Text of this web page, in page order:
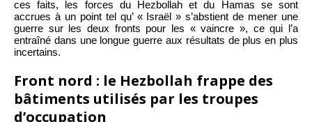
ces faits, les forces du Hezbollah et du Hamas se sont
accrues à un point tel qu’ « Israël » s’abstient de mener une
guerre sur les deux fronts pour les « vaincre », ce qui l’a
entraîné dans une longue guerre aux résultats de plus en plus
incertains.
Front nord : le Hezbollah frappe des
bâtiments utilisés par les troupes
d’occupation